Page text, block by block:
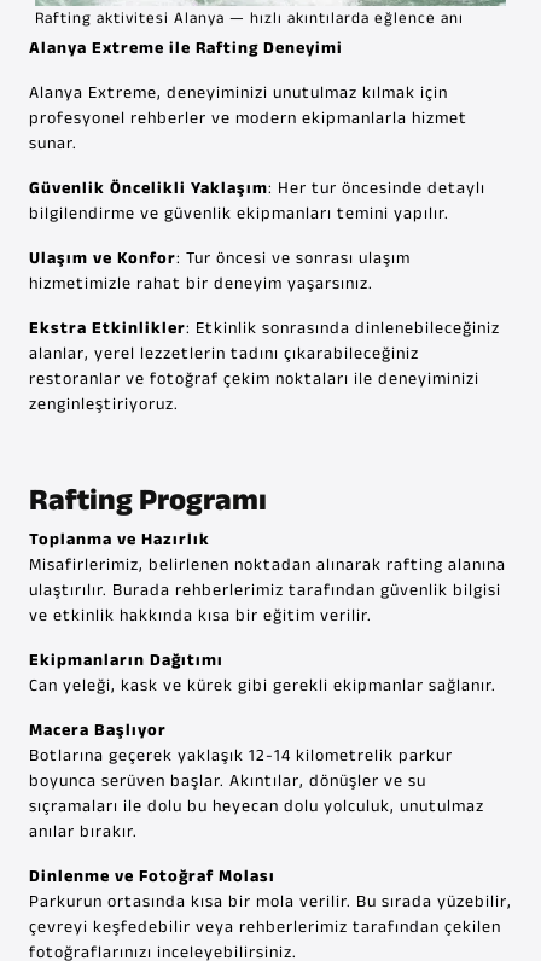
Rafting aktivitesi Alanya — hızlı akıntılarda eğlence anı
Alanya Extreme ile Rafting Deneyimi
Alanya Extreme, deneyiminizi unutulmaz kılmak için
profesyonel rehberler ve modern ekipmanlarla hizmet
sunar.
Güvenlik Öncelikli Yaklaşım: Her tur öncesinde detaylı
bilgilendirme ve güvenlik ekipmanları temini yapılır.
Ulaşım ve Konfor: Tur öncesi ve sonrası ulaşım
hizmetimizle rahat bir deneyim yaşarsınız.
Ekstra Etkinlikler: Etkinlik sonrasında dinlenebileceğiniz
alanlar, yerel lezzetlerin tadını çıkarabileceğiniz
restoranlar ve fotoğraf çekim noktaları ile deneyiminizi
zenginleştiriyoruz.
Rafting Programı
Toplanma ve Hazırlık
Misafirlerimiz, belirlenen noktadan alınarak rafting alanına
ulaştırılır. Burada rehberlerimiz tarafından güvenlik bilgisi
ve etkinlik hakkında kısa bir eğitim verilir.
Ekipmanların Dağıtımı
Can yeleği, kask ve kürek gibi gerekli ekipmanlar sağlanır.
Macera Başlıyor
Botlarına geçerek yaklaşık 12-14 kilometrelik parkur
boyunca serüven başlar. Akıntılar, dönüşler ve su
sıçramaları ile dolu bu heyecan dolu yolculuk, unutulmaz
anılar bırakır.
Dinlenme ve Fotoğraf Molası
Parkurun ortasında kısa bir mola verilir. Bu sırada yüzebilir,
çevreyi keşfedebilir veya rehberlerimiz tarafından çekilen
fotoğraflarınızı inceleyebilirsiniz.